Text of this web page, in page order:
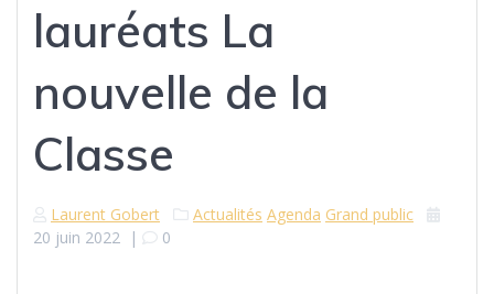
lauréats La
nouvelle de la
Classe
Laurent Gobert Actualités Agenda Grand public
20 juin 2022 | 0